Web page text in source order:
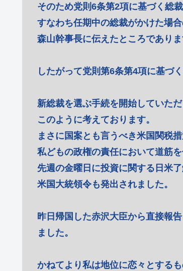
そのため党則6条第2項に基づく総裁
すなわち任期中の総裁がかけた場
森山幹事長に伝えたところでありま
したがって党則第6条第4項に基づ
新総裁を選ぶ手続を開始していただ
このように考えております。
まさに国案とも言うべき米国関税
私どもの政権の責任において道筋
先週の金曜日に投資に関する日米
米国大統領令も発出されました。
昨日帰国した赤沢大臣から直接報
ました。
かねてより私は地位に恋々とする